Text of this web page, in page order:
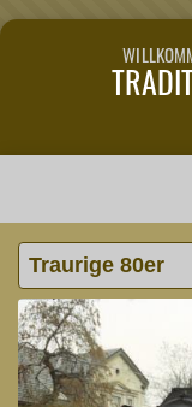
Traurige 80er